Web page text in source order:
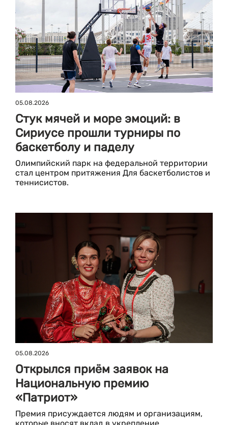
05.08.2026
Стук мячей и море эмоций: в
Сириусе прошли турниры по
баскетболу и паделу
Олимпийский парк на федеральной территории
стал центром притяжения Для баскетболистов и
теннисистов.
05.08.2026
Открылся приём заявок на
Национальную премию
«Патриот»
Премия присуждается людям и организациям,